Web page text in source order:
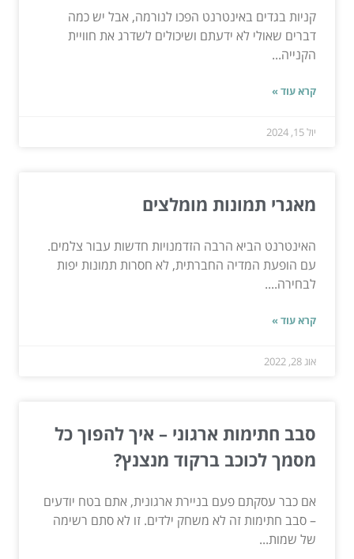
קניות בגדים באינטרנט הפכו לנורמה, אבל יש כמה
דברים שאולי לא ידעתם ושיכולים לשדרג את חוויית
הקנייה...
קרא עוד »
יול 15, 2024
מאגרי תמונות מומלצים
האינטרנט הביא הרבה הזדמנויות חדשות עבור צלמים.
עם הופעת המדיה החברתית, לא חסרות תמונות יפות
לבחירה....
קרא עוד »
אוג 28, 2022
סבב חתימות ארגוני – איך להפוך כל
מסמך לכוכב ברקוד מנצנץ?
אם כבר עסקתם פעם בניירת ארגונית, אתם בטח יודעים
– סבב חתימות זה לא משחק ילדים. זו לא סתם רשימה
של שמות...